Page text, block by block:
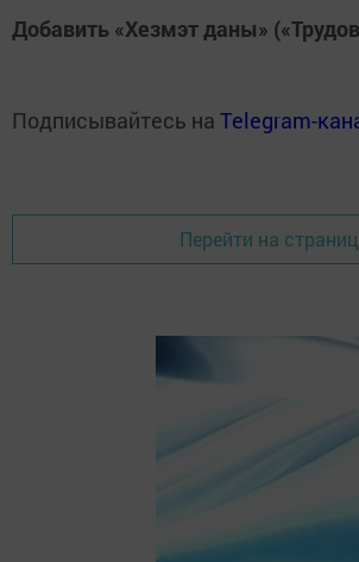
Добавить «Хезмэт даны»
Подписывайтесь на Telegram-
Перейти на